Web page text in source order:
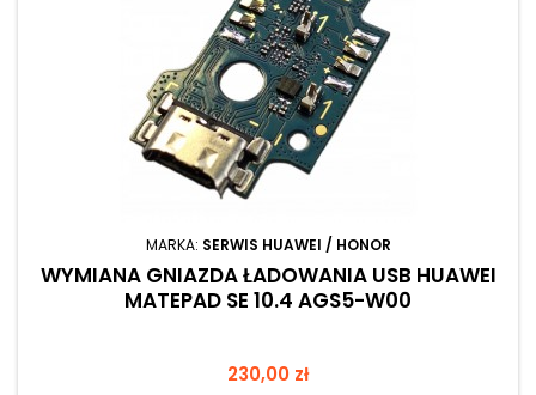
MARKA: SERWIS HUAWEI / HONOR
WYMIANA GNIAZDA ŁADOWANIA USB HUAWEI
MATEPAD SE 10.4 AGS5-W00
Cena
230,00 zł